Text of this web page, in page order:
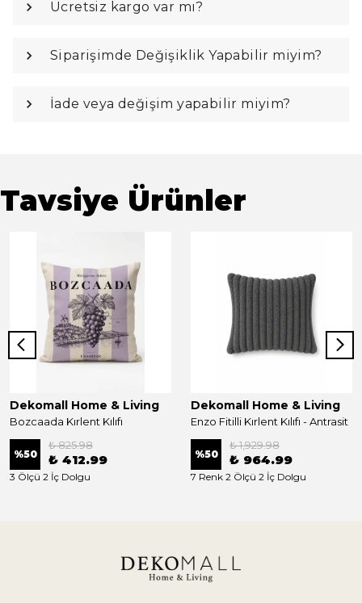
Ücretsiz kargo var mı?
Siparişimde Değişiklik Yapabilir miyim?
İade veya değişim yapabilir miyim?
Tavsiye Ürünler
Dekomall Home & Living
Bozcaada Kırlent Kılıfı
%50
₺ 825.98
₺ 412.99
3 Ölçü 2 İç Dolgu
Dekomall Home & Living
Enzo Fitilli Kırlent Kılıfı - Antrasit
%50
₺ 1,929.98
₺ 964.99
7 Renk 2 Ölçü 2 İç Dolgu